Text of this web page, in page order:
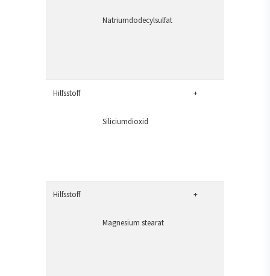
Natriumdodecylsulfat
Hilfsstoff
Siliciumdioxid
+
Hilfsstoff
Magnesium stearat
+